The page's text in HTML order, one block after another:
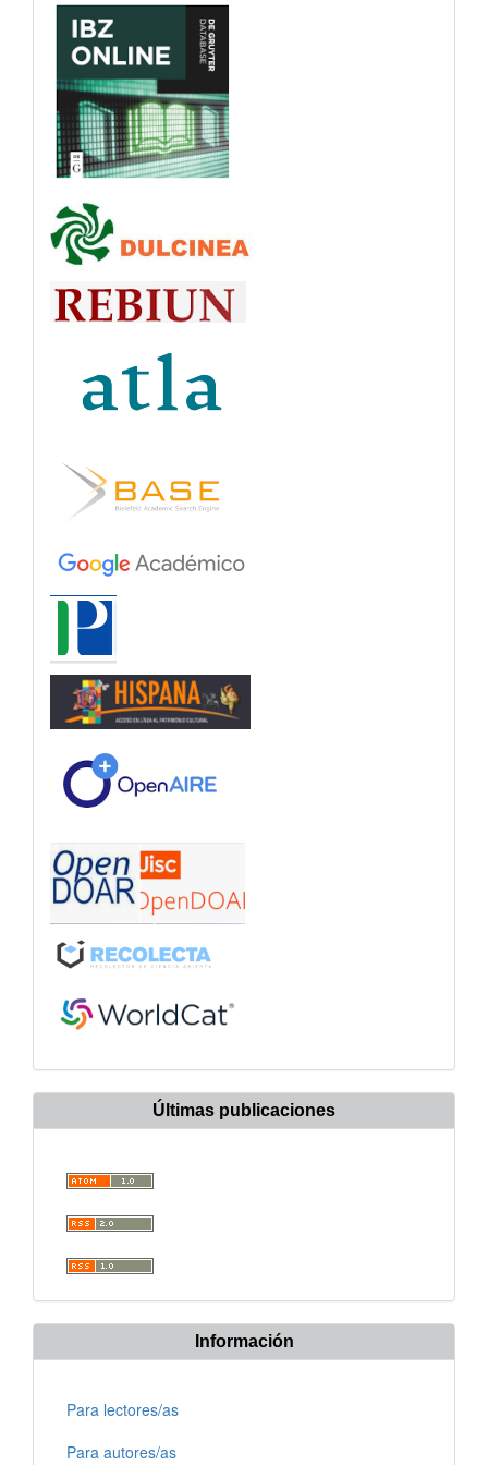
Últimas publicaciones
Información
Para lectores/as
Para autores/as